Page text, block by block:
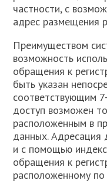
частности, с
адрес размещения
Преимуществом
возможность
обращения к
быть указан
соответствующим
доступ возможен
расположенным в
данных. Адресация
и с помощью
обращения к
расположенному по